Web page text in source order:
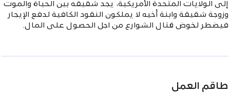
إلى الولايات المتحدة الأمريكية، يجد شقيقه بين الحياة والموت
وزوجة شقيقة وابنة أخيه لا يملكون النقود الكافية لدفع الإيجار
فيضطر لخوض قتال الشوارع من اجل الحصول على المال.
طاقم العمل